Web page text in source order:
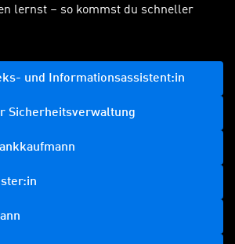
lernst – so kommst du schneller
und Informationsassistent:in
Sicherheitsverwaltung